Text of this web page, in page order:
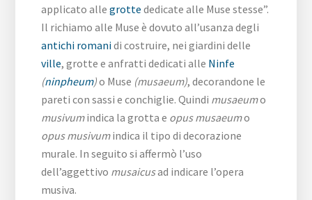
applicato allegrotte dedicate alle Muse stesse”.
Il richiamo alle Muse è dovuto all’usanza degli
antichi romanidi costruire, nei giardini delle
ville, grotte e anfratti dedicati alle Ninfe
(ninpheum)o Muse (musaeum), decorandone le
pareti con sassi e conchiglie. Quindi musaeumo
musivumindica la grotta e opus musaeumo
opus musivumindica il tipo di decorazione
murale. In seguito si affermò l’uso
dell’aggettivo musaicusad indicare l’opera
musiva.